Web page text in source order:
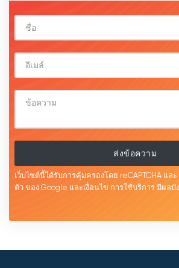
ส่งข้อความ
เว็บไซต์นี้ได้รับการคุ้มครองโดย reCAPTCHA และ
ตัว ของ Google และเงื่อนไข การใช้บริการ มีผลบั